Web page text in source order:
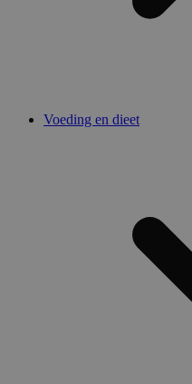
Voeding en dieet